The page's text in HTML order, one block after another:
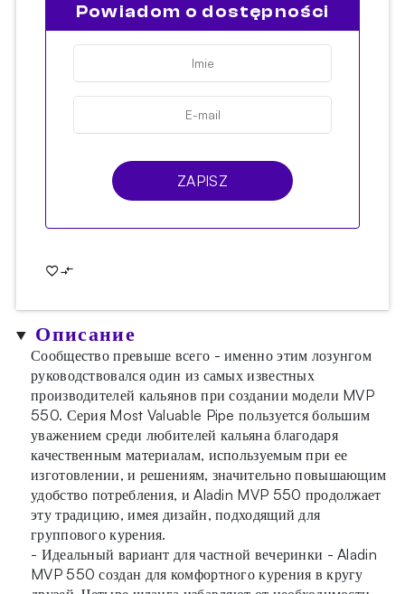
Powiadom o dostępności
ZAPISZ
Описание
Сообщество превыше всего - именно этим лозунгом
руководствовался один из самых известных
производителей кальянов при создании модели MVP
550. Серия Most Valuable Pipe пользуется большим
уважением среди любителей кальяна благодаря
качественным материалам, используемым при ее
изготовлении, и решениям, значительно повышающим
удобство потребления, и Aladin MVP 550 продолжает
эту традицию, имея дизайн, подходящий для
группового курения.
- Идеальный вариант для частной вечеринки - Aladin
MVP 550 создан для комфортного курения в кругу